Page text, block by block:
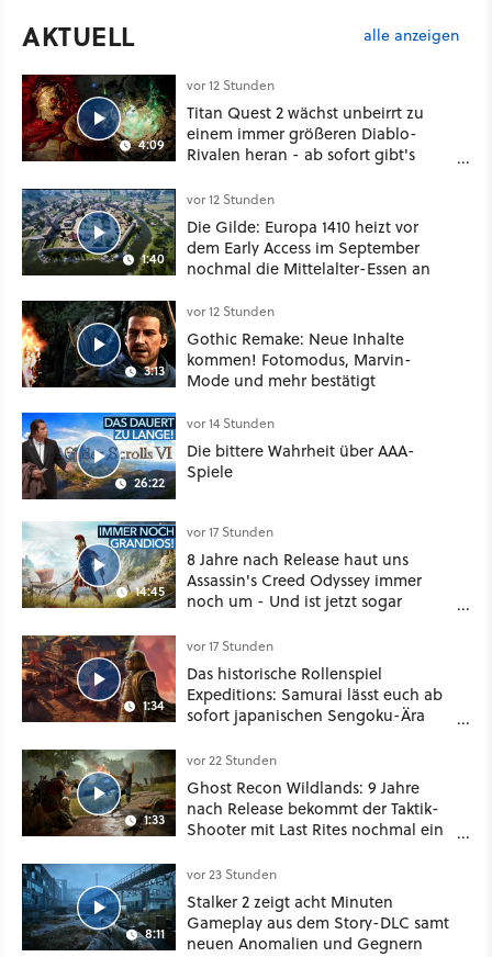
AKTUELL alle anzeigen
4:09
vor 12 Stunden
Titan Quest 2 wächst unbeirrt zu
einem immer größeren Diablo-
Rivalen heran - ab sofort gibt's
Klasse
1:40
vor 12 Stunden
Die Gilde: Europa 1410 heizt vor
dem Early Access im September
nochmal die Mittelalter-Essen an
3:13
vor 12 Stunden
Gothic Remake: Neue Inhalte
kommen! Fotomodus, Marvin-
Mode und mehr bestätigt
26:22
vor 14 Stunden
Die bittere Wahrheit über AAA-
Spiele
14:45
vor 17 Stunden
8 Jahre nach Release haut uns
Assassin's Creed Odyssey immer
noch um - Und ist jetzt sogar
1:34
vor 17 Stunden
Das historische Rollenspiel
Expeditions: Samurai lässt euch ab
sofort japanischen Sengoku-Ära
oder Diplomatie
1:33
vor 22 Stunden
Ghost Recon Wildlands: 9 Jahre
nach Release bekommt der Taktik-
Shooter mit Last Rites nochmal ein
8:11
vor 23 Stunden
Stalker 2 zeigt acht Minuten
Gameplay aus dem Story-DLC samt
neuen Anomalien und Gegnern